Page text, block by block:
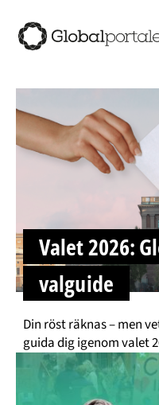
Valet 2026:
valguide
Din röst räknas – men
guida dig igenom valet